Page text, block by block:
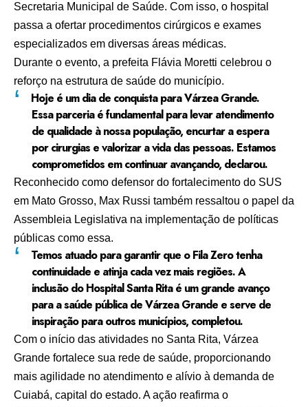
Secretaria Municipal de Saúde. Com isso, o hospital
passa a ofertar procedimentos cirúrgicos e exames
especializados em diversas áreas médicas.
Durante o evento, a prefeita Flávia Moretti celebrou o
reforço na estrutura de saúde do município.
Hoje é um dia de conquista para Várzea Grande.
Essa parceria é fundamental para levar atendimento
de qualidade à nossa população, encurtar a espera
por cirurgias e valorizar a vida das pessoas. Estamos
comprometidos em continuar avançando, declarou.
Reconhecido como defensor do fortalecimento do SUS
em Mato Grosso, Max Russi também ressaltou o papel da
Assembleia Legislativa na implementação de políticas
públicas como essa.
Temos atuado para garantir que o Fila Zero tenha
continuidade e atinja cada vez mais regiões. A
inclusão do Hospital Santa Rita é um grande avanço
para a saúde pública de Várzea Grande e serve de
inspiração para outros municípios, completou.
Com o início das atividades no Santa Rita, Várzea
Grande fortalece sua rede de saúde, proporcionando
mais agilidade no atendimento e alívio à demanda de
Cuiabá, capital do estado. A ação reafirma o